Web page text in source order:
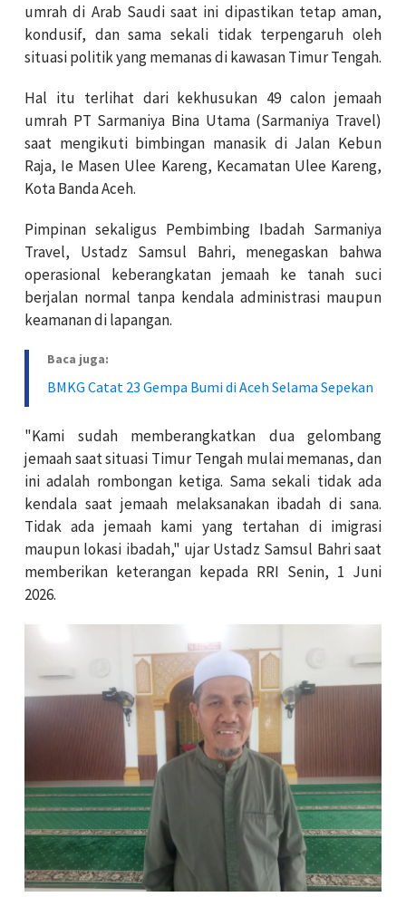
umrah di Arab Saudi saat ini dipastikan tetap aman,
kondusif, dan sama sekali tidak terpengaruh oleh
situasi politik yang memanas di kawasan Timur Tengah.
Hal itu terlihat dari kekhusukan 49 calon jemaah
umrah PT Sarmaniya Bina Utama (Sarmaniya Travel)
saat mengikuti bimbingan manasik di Jalan Kebun
Raja, Ie Masen Ulee Kareng, Kecamatan Ulee Kareng,
Kota Banda Aceh.
Pimpinan sekaligus Pembimbing Ibadah Sarmaniya
Travel, Ustadz Samsul Bahri, menegaskan bahwa
operasional keberangkatan jemaah ke tanah suci
berjalan normal tanpa kendala administrasi maupun
keamanan di lapangan.
Baca juga:
BMKG Catat 23 Gempa Bumi di Aceh Selama Sepekan
"Kami sudah memberangkatkan dua gelombang
jemaah saat situasi Timur Tengah mulai memanas, dan
ini adalah rombongan ketiga. Sama sekali tidak ada
kendala saat jemaah melaksanakan ibadah di sana.
Tidak ada jemaah kami yang tertahan di imigrasi
maupun lokasi ibadah," ujar Ustadz Samsul Bahri saat
memberikan keterangan kepada RRI Senin, 1 Juni
2026.